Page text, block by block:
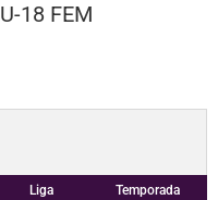
U-18 FEM
Liga Temporada